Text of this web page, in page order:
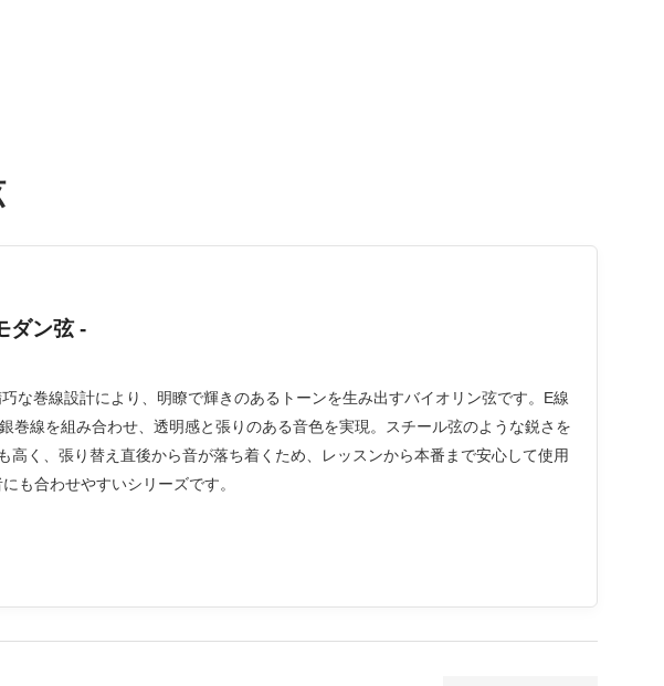
ダン弦 -
な巻線設計により、明瞭で輝きのあるトーンを生み出すバイオリン弦です。E線
巻線を組み合わせ、透明感と張りのある音色を実現。スチール弦のような鋭さを
く、張り替え直後から音が落ち着くため、レッスンから本番まで安心して使用
も合わせやすいシリーズです。